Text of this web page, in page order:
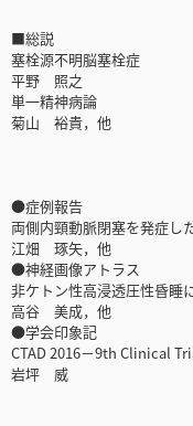
■総説
塞栓源不明脳塞栓症
平野 照之
単一精神病論
菊山 裕貴，他
●症例報告
両側内頸動脈閉塞を発症し
江畑 琢矢，他
●神経画像アトラス
非ケトン性高浸透圧性昏睡
高谷 美成，他
●学会印象記
CTAD 2016－9th Clinical
岩坪 威